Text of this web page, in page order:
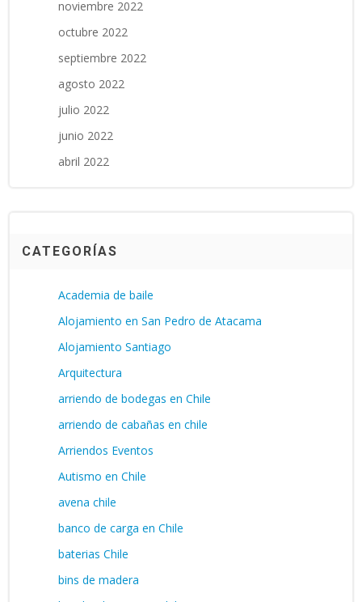
noviembre 2022
octubre 2022
septiembre 2022
agosto 2022
julio 2022
junio 2022
abril 2022
CATEGORÍAS
Academia de baile
Alojamiento en San Pedro de Atacama
Alojamiento Santiago
Arquitectura
arriendo de bodegas en Chile
arriendo de cabañas en chile
Arriendos Eventos
Autismo en Chile
avena chile
banco de carga en Chile
baterias Chile
bins de madera